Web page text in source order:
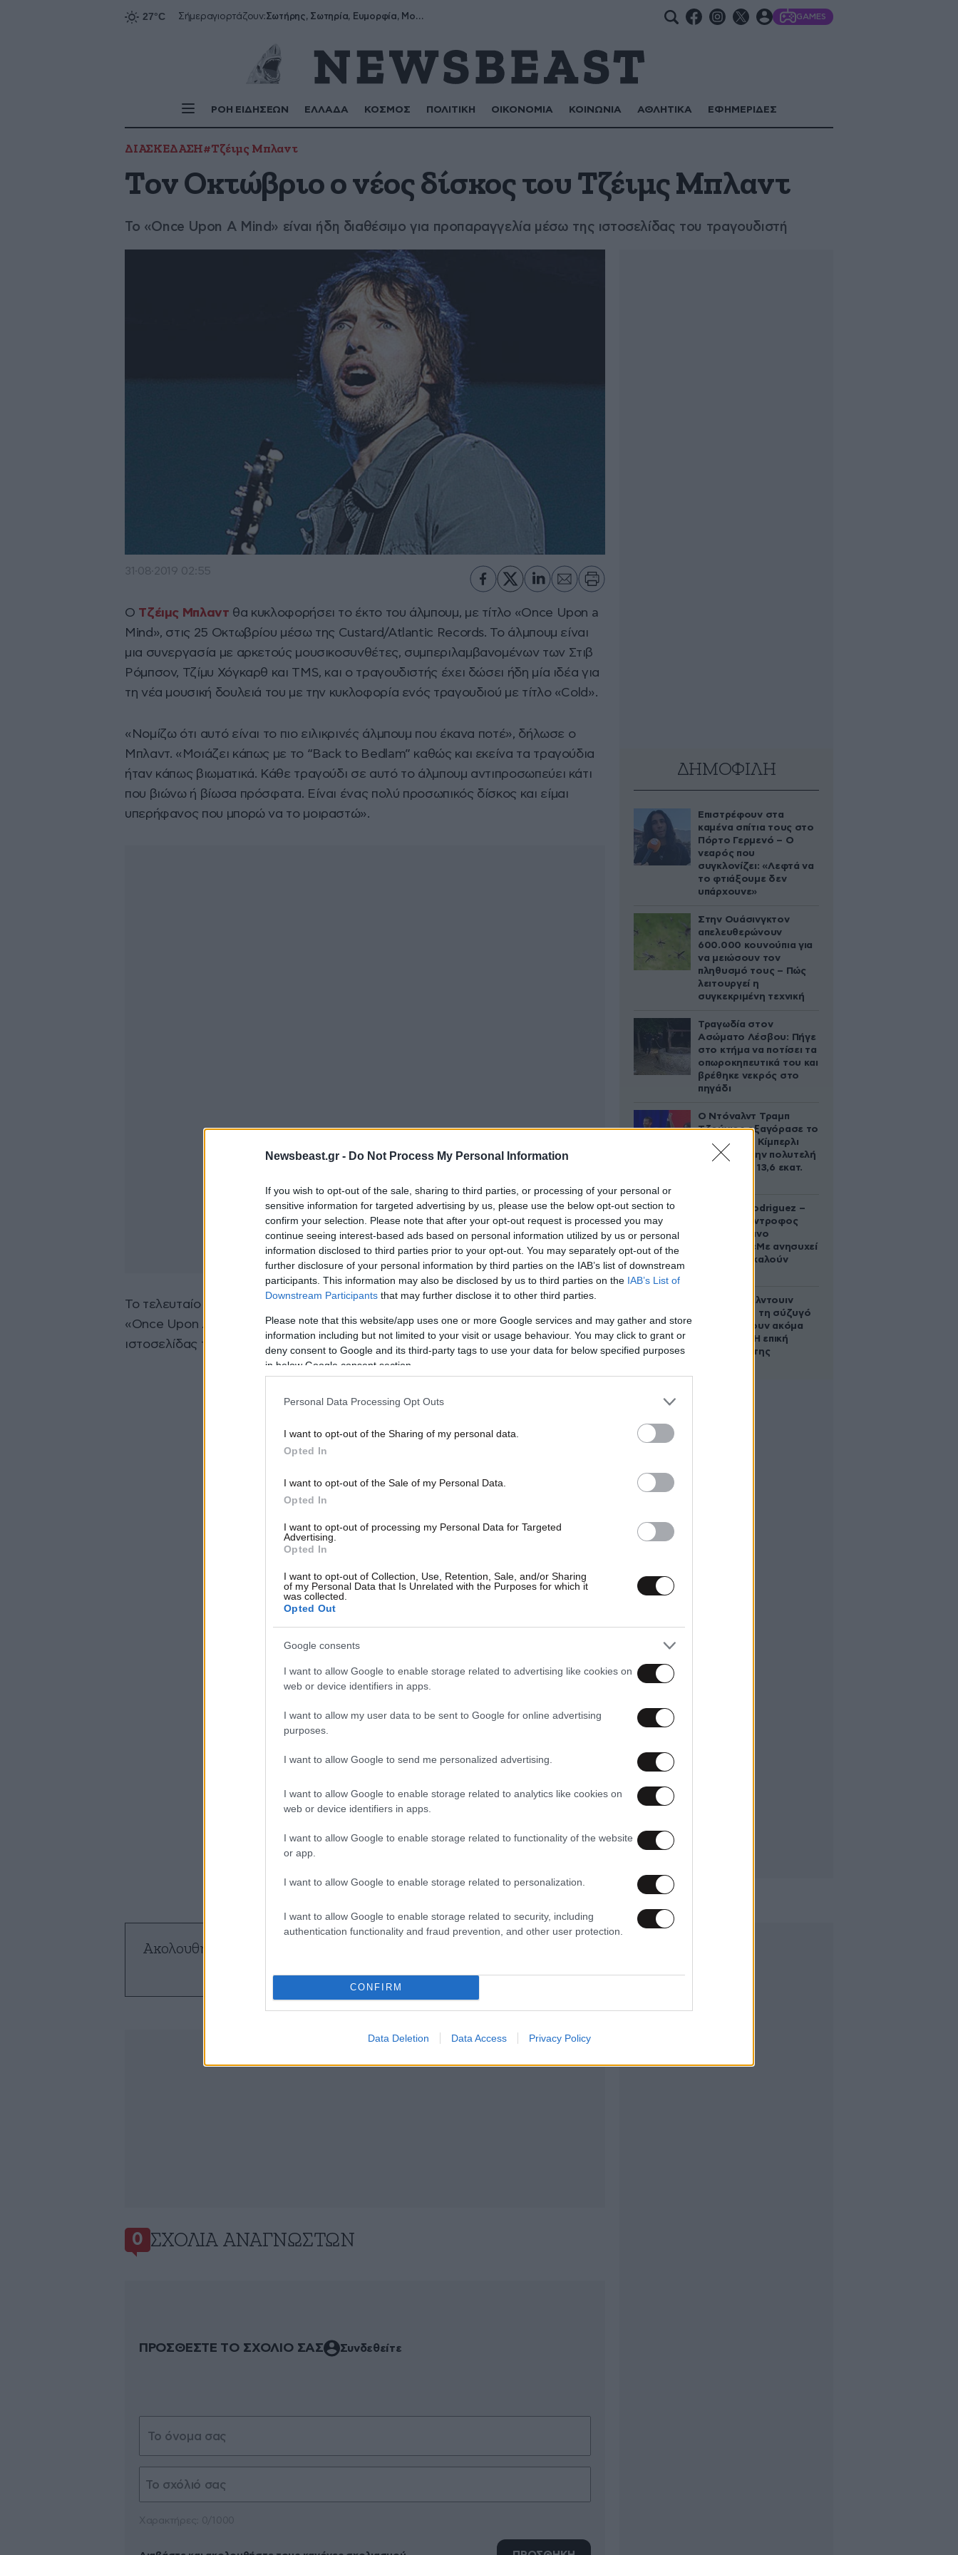
Newsbeast.gr - Do Not Process My Personal Information
If you wish to opt-out of the sale, sharing to third parties, or processing of your personal or
sensitive information for targeted advertising by us, please use the below opt-out section to
confirm your selection. Please note that after your opt-out request is processed you may
continue seeing interest-based ads based on personal information utilized by us or personal
information disclosed to third parties prior to your opt-out. You may separately opt-out of the
further disclosure of your personal information by third parties on the IAB’s list of downstream
participants. This information may also be disclosed by us to third parties on the IAB’s List of
Downstream Participants that may further disclose it to other third parties.
Please note that this website/app uses one or more Google services and may gather and store
information including but not limited to your visit or usage behaviour. You may click to grant or
deny consent to Google and its third-party tags to use your data for below specified purposes
in below Google consent section.
Personal Data Processing Opt Outs
I want to opt-out of the Sharing of my personal data.
Opted In
I want to opt-out of the Sale of my Personal Data.
Opted In
I want to opt-out of processing my Personal Data for Targeted
Advertising.
Opted In
I want to opt-out of Collection, Use, Retention, Sale, and/or Sharing
of my Personal Data that Is Unrelated with the Purposes for which it
was collected.
Opted Out
Google consents
I want to allow Google to enable storage related to advertising like cookies on
web or device identifiers in apps.
I want to allow my user data to be sent to Google for online advertising
purposes.
I want to allow Google to send me personalized advertising.
I want to allow Google to enable storage related to analytics like cookies on
web or device identifiers in apps.
I want to allow Google to enable storage related to functionality of the website
or app.
I want to allow Google to enable storage related to personalization.
I want to allow Google to enable storage related to security, including
authentication functionality and fraud prevention, and other user protection.
CONFIRM
Data Deletion Data Access Privacy Policy
Σήμεραγιορτάζουν: Σωτήρης, Σωτηρία, Ευμορφία, Μορφούλα GAMES
ΡΟΗ ΕΙΔΗΣΕΩΝ ΕΛΛΑΔΑ ΚΟΣΜΟΣ ΠΟΛΙΤΙΚΗ ΟΙΚΟΝΟΜΙΑ ΚΟΙΝΩΝΙΑ ΑΘΛΗΤΙΚΑ ΕΦΗΜΕΡΙΔΕΣ
ΔΙΑΣΚΕΔΑΣΗ#Τζέιμς Μπλαντ
Τον Οκτώβριο ο νέος δίσκος του Τζέιμς Μπλαντ
Το «Once Upon A Mind» είναι ήδη διαθέσιμο για προπαραγγελία μέσω της ιστοσελίδας του τραγουδιστή
31·08·2019 02:55
Ο Τζέιμς Μπλαντ θα κυκλοφορήσει το έκτο του άλμπουμ, με τίτλο «Once Upon a
Mind», στις 25 Οκτωβρίου μέσω της Custard/Atlantic Records. Το άλμπουμ είναι
μια συνεργασία με αρκετούς μουσικοσυνθέτες, συμπεριλαμβανομένων των Στιβ
Ρόμπσον, Τζίμυ Χόγκαρθ και TMS, και ο τραγουδιστής έχει δώσει ήδη μία ιδέα για
τη νέα μουσική δουλειά του με την κυκλοφορία ενός τραγουδιού με τίτλο «Cold».
«Νομίζω ότι αυτό είναι το πιο ειλικρινές άλμπουμ που έκανα ποτέ», δήλωσε ο
Μπλαντ. «Μοιάζει κάπως με το “Back to Bedlam” καθώς και εκείνα τα τραγούδια
ήταν κάπως βιωματικά. Κάθε τραγούδι σε αυτό το άλμπουμ αντιπροσωπεύει κάτι
που βιώνω ή βίωσα πρόσφατα. Είναι ένας πολύ προσωπικός δίσκος και είμαι
υπερήφανος που μπορώ να το μοιραστώ».
Το τελευταίο άλμπουμ του Μπλαντ, «The Afterlove», κυκλοφόρησε το 2017. Το
«Once Upon A Mind» είναι αυτή τη στιγμή διαθέσιμο για προπαραγγελία μέσω της
ιστοσελίδας του τραγουδιστή.
ΔΗΜΟΦΙΛΗ
Επιστρέφουν στα
καμένα σπίτια τους στο
Πόρτο Γερμενό – Ο
νεαρός που
συγκλονίζει: «Λεφτά να
το φτιάξουμε δεν
υπάρχουνε»
Στην Ουάσινγκτον
απελευθερώνουν
600.000 κουνούπια για
να μειώσουν τον
πληθυσμό τους – Πώς
λειτουργεί η
συγκεκριμένη τεχνική
Τραγωδία στον
Ασώματο Λέσβου: Πήγε
στο κτήμα να ποτίσει τα
οπωροκηπευτικά του και
βρέθηκε νεκρός στο
πηγάδι
Ο Ντόναλντ Τραμπ
Τζούνιορ εξαγόρασε το
μερίδιο της Κίμπερλι
Γκίλφοϊλ στην πολυτελή
έπαυλη των 13,6 εκατ.
Georgina Rodriguez –
Ξεσπά η σύντροφος
του Κριστιάνο
Ρονάλντο: «Με ανησυχεί
που με αποκαλούν
Ο Άλεκ Μπάλντουιν
ζήτησε από τη σύζυγό
του να κάνουν ακόμα
ένα παιδί – Η επική
αντίδρασή της
Ακολουθήστε το
0 ΣΧΌΛΙΑ ΑΝΑΓΝΩΣΤΏΝ
ΠΡΟΣΘΕΣΤΕ ΤΟ ΣΧΟΛΙΟ ΣΑΣ Συνδεθείτε